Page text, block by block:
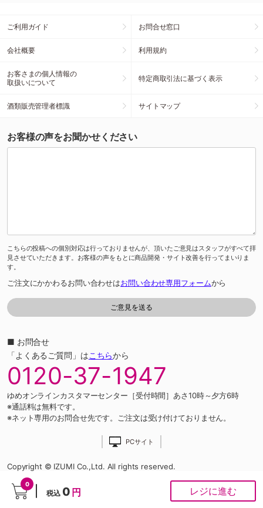
0
税込 0 円 レジに進む
ご利用ガイド お問合せ窓口
会社概要 利用規約
お客さまの個人情報の
取扱いについて
特定商取引法に基づく表示
酒類販売管理者標識 サイトマップ
お客様の声をお聞かせください
こちらの投稿への個別対応は行っておりませんが、頂いたご意見はスタッフがすべて拝
見させていただきます。お客様の声をもとに商品開発・サイト改善を行ってまいりま
す。
ご注文にかかわるお問い合わせはお問い合わせ専用フォームから
■ お問合せ
「よくあるご質問」はこちらから
0120-37-1947
ゆめオンラインカスタマーセンター［受付時間］あさ10時～夕方6時
※通話料は無料です。
※ネット専用のお問合せ先です。ご注文は受け付けておりません。
PCサイト
Copyright © IZUMI Co.,Ltd. All rights reserved.